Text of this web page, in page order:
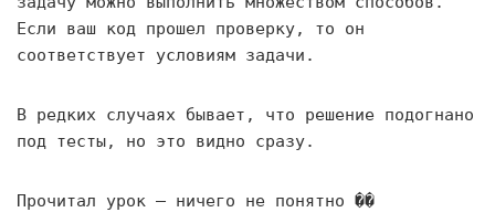
Если ваш код прошел проверку, то он
соответствует условиям задачи.
В редких случаях бывает, что решение подогнано
под тесты, но это видно сразу.
Прочитал урок — ничего не понятно ��